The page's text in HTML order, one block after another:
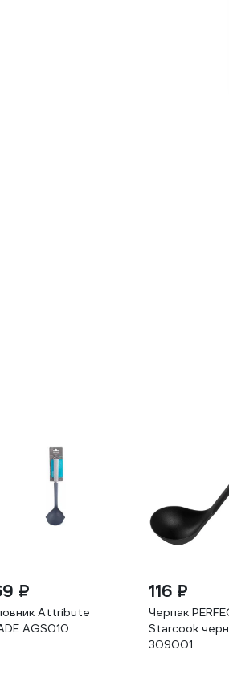
₽
Attribute
AGS010
116 ₽
Черпак
Starcook
309001